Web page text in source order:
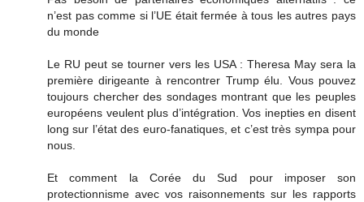
n’est pas comme si l’UE était fermée à tous les autres pays
du monde
Le RU peut se tourner vers les USA : Theresa May sera la
première dirigeante à rencontrer Trump élu. Vous pouvez
toujours chercher des sondages montrant que les peuples
européens veulent plus d’intégration. Vos inepties en disent
long sur l’état des euro-fanatiques, et c’est très sympa pour
nous.
Et comment la Corée du Sud pour imposer son
protectionnisme avec vos raisonnements sur les rapports